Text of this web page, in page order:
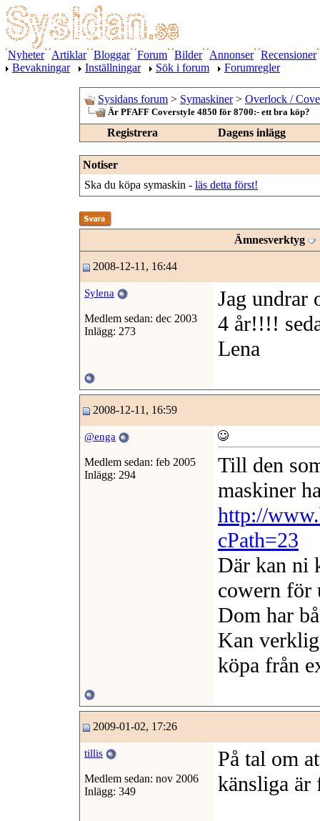
Nyheter Artiklar Bloggar Forum Bilder Annonser Recensioner
Bevakningar
Inställningar Sök i forum Forumregler
Sysidans forum > Symaskiner > Overlock /
Är PFAFF Coverstyle 4850 för 8700:- ett bra köp?
Registrera Dagens inlägg
Notiser
Ska du köpa symaskin - läs detta först!
Ämnesverktyg
2008-12-11, 16:44
Sylena
Medlem sedan: dec 2003
Inlägg: 273
Jag undrar
4 år!!!!
Lena
2008-12-11, 16:59
@enga
Medlem sedan: feb 2005
Inlägg: 294
Till den
maskiner
http://
cPath=23
Där kan ni
cowern för
Dom har
Kan
köpa från
2009-01-02, 17:26
tillis
Medlem sedan: nov 2006
Inlägg: 349
På tal om
känsliga är